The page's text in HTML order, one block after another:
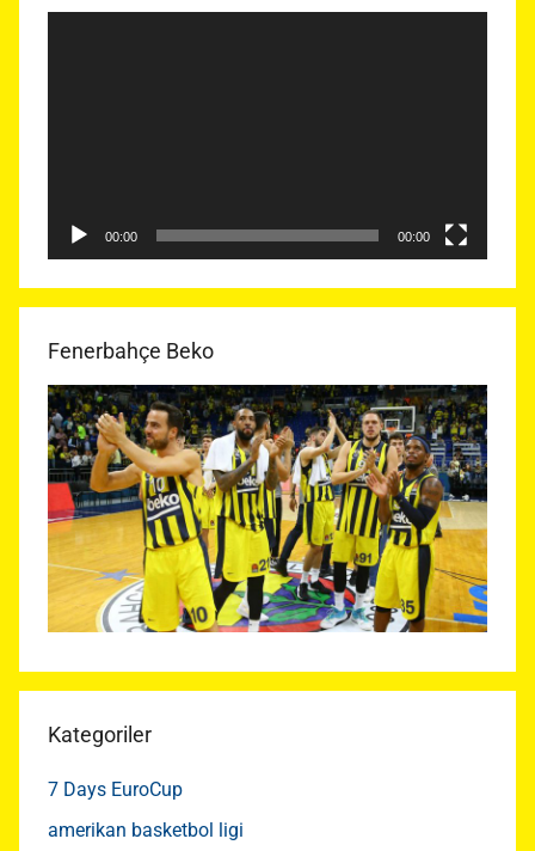
00:00 00:00
Fenerbahçe Beko
Kategoriler
7 Days EuroCup
amerikan basketbol ligi